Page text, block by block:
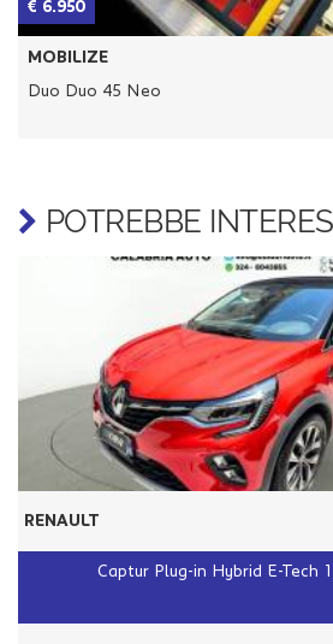
€ 6.950
MOBILIZE
Duo Duo 45 Neo
POTREBBE
RENAULT
Captur Plug-in Hybrid E-Tech